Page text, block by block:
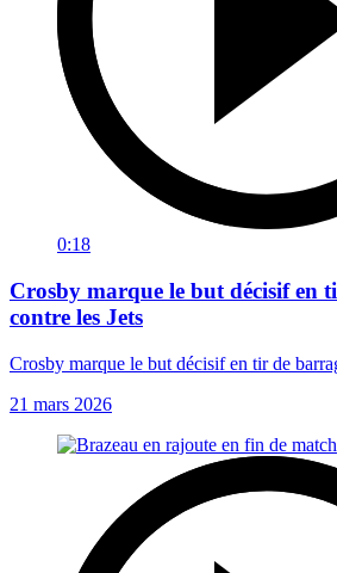
0:18
Crosby marque le but décisif en
contre les Jets
Crosby marque le but décisif en tir de
21 mars 2026